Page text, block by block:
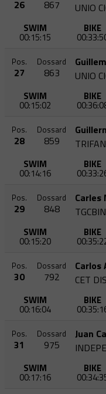
26 867
UNIO
SWIM
00:15:15
BIKE
Pos.
27
Dossard
863
UNIO
SWIM
00:15:02
BIKE
Pos.
28
Dossard
859
SWIM
00:14:16
BIKE
Pos.
29
Dossard
848
Carles
SWIM
00:15:20
BIKE
Pos.
30
Dossard
792
Carlos
CET
SWIM
00:16:04
BIKE
Pos.
31
Dossard
975
Juan
SWIM
00:17:16
BIKE